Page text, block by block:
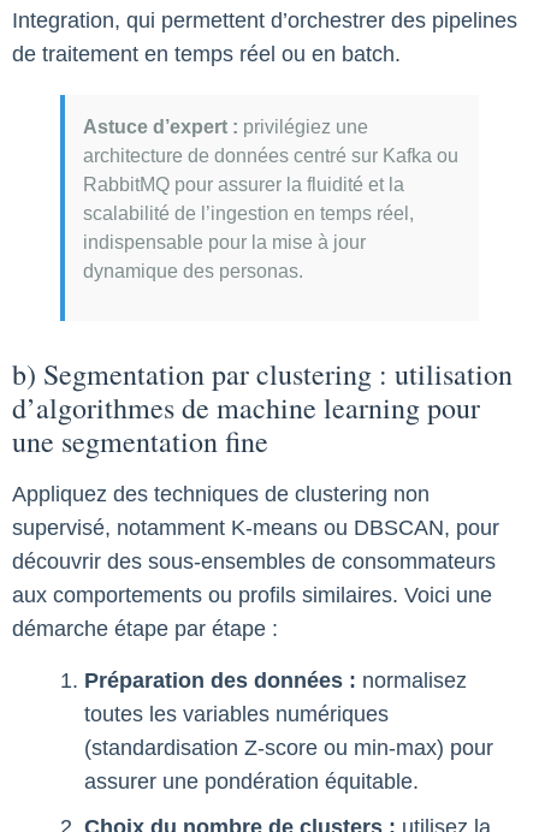
Integration, qui permettent d’orchestrer des pipelines
de traitement en temps réel ou en batch.
Astuce d’expert : privilégiez une
architecture de données centré sur Kafka ou
RabbitMQ pour assurer la fluidité et la
scalabilité de l’ingestion en temps réel,
indispensable pour la mise à jour
dynamique des personas.
b) Segmentation par clustering : utilisation
d’algorithmes de machine learning pour
une segmentation fine
Appliquez des techniques de clustering non
supervisé, notamment K-means ou DBSCAN, pour
découvrir des sous-ensembles de consommateurs
aux comportements ou profils similaires. Voici une
démarche étape par étape :
Préparation des données : normalisez
toutes les variables numériques
(standardisation Z-score ou min-max) pour
assurer une pondération équitable.
Choix du nombre de clusters : utilisez la